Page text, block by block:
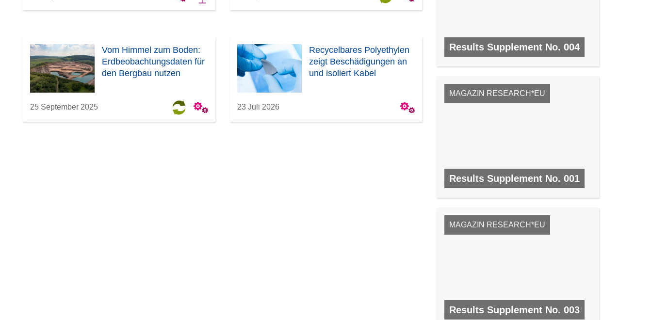
Vom Himmel zum Boden:
Erdbeobachtungsdaten für
den Bergbau nutzen
25 September 2025
Recycelbares Polyethylen
zeigt Beschädigungen an
und isoliert Kabel
23 Juli 2026
Results Supplement No. 004
MAGAZIN RESEARCH*EU
Results Supplement No. 001
NR. 1, JANUAR 2008
MAGAZIN RESEARCH*EU
Results Supplement No. 003
NR. 3, MÄRZ 2008/APRIL 2008